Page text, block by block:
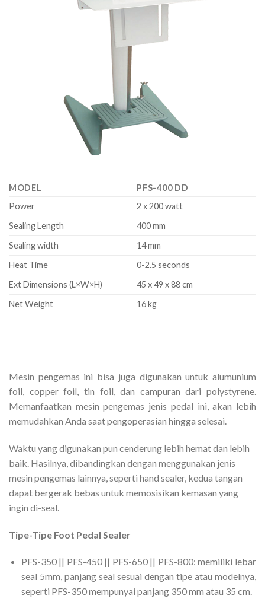
MODEL
PFS-400 DD
Power
2 x 200 watt
Sealing Length
400 mm
Sealing width
14 mm
Heat Time
0-2.5 seconds
Ext Dimensions (L×W×H)
45 x 49 x 88 cm
Net Weight
16 kg
Mesin pengemas ini bisa juga digunakan untuk alumunium
foil, copper foil, tin foil, dan campuran dari polystyrene.
Memanfaatkan mesin pengemas jenis pedal ini, akan lebih
memudahkan Anda saat pengoperasian hingga selesai.
Waktu yang digunakan pun cenderung lebih hemat dan lebih
baik. Hasilnya, dibandingkan dengan menggunakan jenis
mesin pengemas lainnya, seperti hand sealer, kedua tangan
dapat bergerak bebas untuk memosisikan kemasan yang
ingin di-seal.
Tipe-Tipe Foot Pedal Sealer
PFS-350 || PFS-450 || PFS-650 || PFS-800: memiliki lebar
seal 5mm, panjang seal sesuai dengan tipe atau modelnya,
seperti PFS-350 mempunyai panjang 350 mm atau 35 cm.